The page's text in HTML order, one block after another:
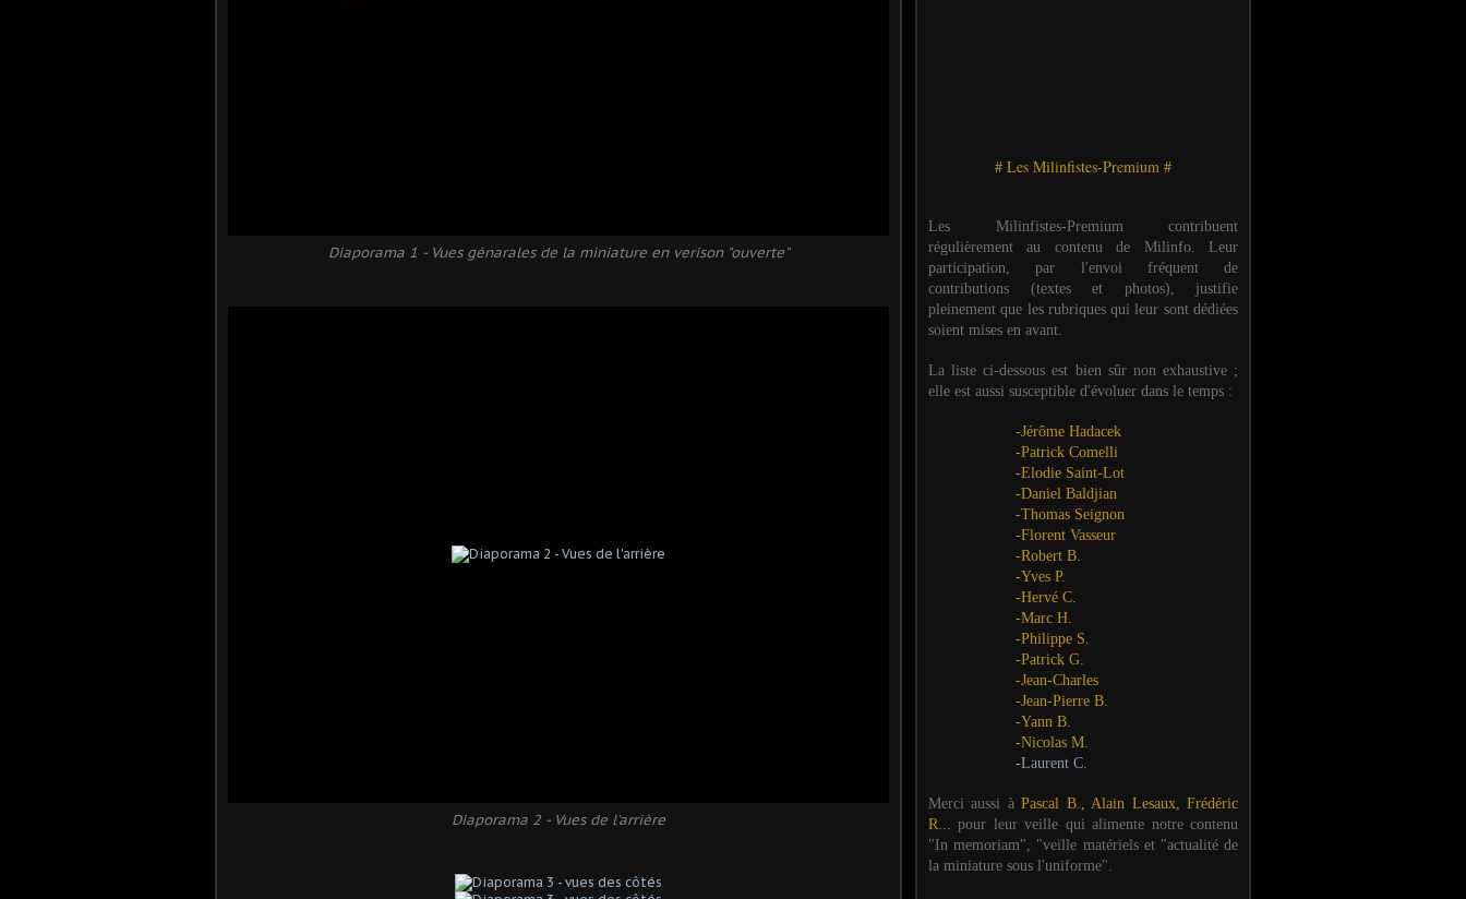
Diaporama 1 - Vues génarales de la miniature en verison "ouverte"
Diaporama 2 - Vues de l'arrière
# Les Milinfistes-Premium #
Les Milinfistes-Premium contribuent
régulièrement au contenu de Milinfo. Leur
participation, par l'envoi fréquent de
contributions (textes et photos), justifie
pleinement que les rubriques qui leur sont dédiées
soient mises en avant.
La liste ci-dessous est bien sûr non exhaustive ;
elle est aussi susceptible d'évoluer dans le temps :
-Jérôme Hadacek
-Patrick Comelli
-Elodie Saint-Lot
-Daniel Baldjian
-Thomas Seignon
-Florent Vasseur
-Robert B.
-Yves P.
-Hervé C.
-Marc H.
-Philippe S.
-Patrick G.
-Jean-Charles
-Jean-Pierre B.
-Yann B.
-Nicolas M.
-Laurent C.
Merci aussi àPascal B., Alain Lesaux, Frédéric
R...pour leur veille qui alimente notre contenu
"In memoriam", "veille matériels et "actualité de
la miniature sous l'uniforme".